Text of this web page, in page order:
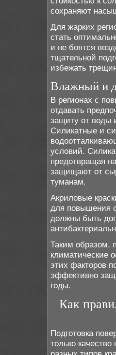
сохраняют
Для жарких
стать
и не боятся
тщательной
избежать
Влажный и
В регионах с
отдавать
защиту от воды
Силикатные и
условий.
предотвращая
защищают от
туманам.
Акриловые
для повышения
должны быть
Таким образом,
климатические
этих факторов
эффективно
годы.
Как
Подготовка
только